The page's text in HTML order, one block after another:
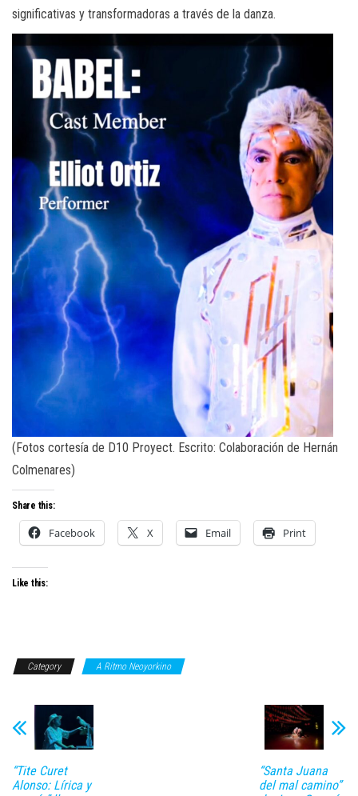
significativas y transformadoras a través de la danza.
(Fotos cortesía de D10 Proyect. Escrito: Colaboración de Hernán
Colmenares)
Share this:
Facebook X Email Print
Like this:
Category A Ritmo Neoyorkino
“Tite Curet
Alonso: Lírica y
“Santa Juana
del mal camino”